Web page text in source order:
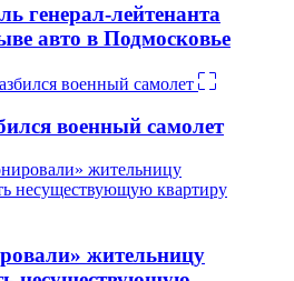
генерал-лейтенанта
авто в Подмосковье
военный самолет
жительницу